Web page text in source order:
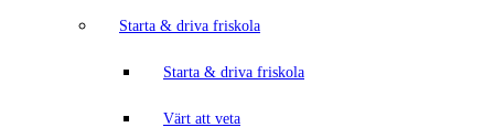
Starta & driva friskola
Starta & driva friskola
Värt att veta